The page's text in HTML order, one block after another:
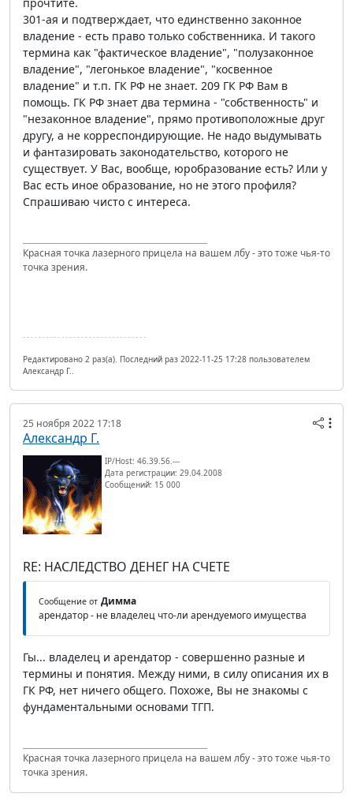
301-ая и подтверждает, что единственно законное
владение - есть право только собственника. И такого
термина как "фактическое владение", "полузаконное
владение", "легонькое владение", "косвенное
владение" и т.п. ГК РФ не знает. 209 ГК РФ Вам в
помощь. ГК РФ знает два термина - "собственность" и
"незаконное владение", прямо противоположные друг
другу, а не корреспондирующие. Не надо выдумывать
и фантазировать законодательство, которого не
существует. У Вас, вообще, юробразование есть? Или у
Вас есть иное образование, но не этого профиля?
Спрашиваю чисто с интереса.
Красная точка лазерного прицела на вашем лбу - это тоже чья-то
точка зрения.
Редактировано 2 раз(а). Последний раз 2022-11-25 17:28 пользователем
Александр Г..
25 ноября 2022 17:18
Александр Г.
IP/Host: 46.39.56.---
Дата регистрации: 29.04.2008
Сообщений: 15 000
RE: НАСЛЕДСТВО ДЕНЕГ НА СЧЕТЕ
Сообщение от Димма
арендатор - не владелец что-ли арендуемого имущества
Гы... владелец и арендатор - совершенно разные и
термины и понятия. Между ними, в силу описания их в
ГК РФ, нет ничего общего. Похоже, Вы не знакомы с
фундаментальными основами ТГП.
Красная точка лазерного прицела на вашем лбу - это тоже чья-то
точка зрения.